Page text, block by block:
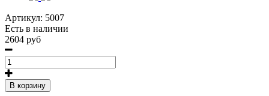
Артикул: 5007
Есть в наличии
2604 руб
В корзину